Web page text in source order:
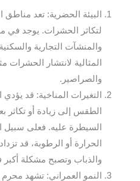
البيئة الحضرية: تعد
لتكاثر الحشرات. يوجد في
والمنشآت التجارية
المثالية لانتشار الحشرات
والصراصير.
التغيرات المناخية: قد
الطقس إلى زيادة أو
السيطرة عليه. فعلى سبيل
الحرارة أو الرطوبة، قد
والذباب وتصبح مشكلة
النمو العمراني: تشهد محرم